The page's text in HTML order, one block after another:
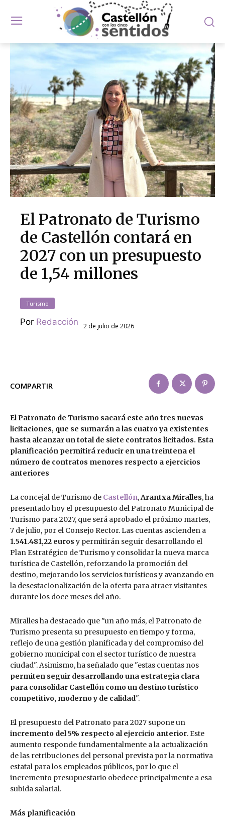
El Patronato de Turismo
de Castellón contará en
2027 con un presupuesto
de 1,54 millones
Turismo
Por Redacción 2 de julio de 2026
COMPARTIR
El Patronato de Turismo sacará este año tres nuevas
licitaciones, que se sumarán a las cuatro ya existentes
hasta alcanzar un total de siete contratos licitados. Esta
planificación permitirá reducir en una treintena el
número de contratos menores respecto a ejercicios
anteriores
La concejal de Turismo de Castellón,Arantxa Miralles, ha
presentado hoy el presupuesto del Patronato Municipal de
Turismo para 2027, que será aprobado el próximo martes,
7 de julio, por el Consejo Rector. Las cuentas ascienden a
1.541.481,22 eurosy permitirán seguir desarrollando el
Plan Estratégico de Turismo y consolidar la nueva marca
turística de Castellón, reforzando la promoción del
destino, mejorando los servicios turísticos y avanzando en
la desestacionalización de la oferta para atraer visitantes
durante los doce meses del año.
Miralles ha destacado que "un año más, el Patronato de
Turismo presenta su presupuesto en tiempo y forma,
reflejo de una gestión planificada y del compromiso del
gobierno municipal con el sector turístico de nuestra
ciudad". Asimismo, ha señalado que "estas cuentas nos
permiten seguir desarrollando una estrategia clara
para consolidar Castellón como un destino turístico
competitivo, moderno y de calidad".
El presupuesto del Patronato para 2027 supone un
incremento del 5% respecto al ejercicio anterior. Este
aumento responde fundamentalmente a la actualización
de las retribuciones del personal prevista por la normativa
estatal para los empleados públicos, por lo que el
incremento presupuestario obedece principalmente a esa
subida salarial.
Más planificación